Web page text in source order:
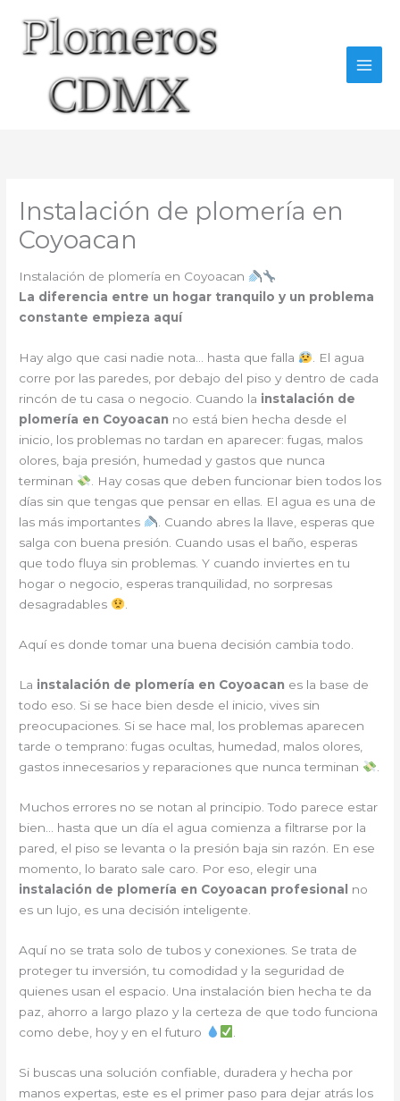
contenido
Instalación de plomería en
Coyoacan
Instalación de plomería en Coyoacan
La diferencia entre un hogar tranquilo y un problema
constante empieza aquí
Hay algo que casi nadie nota… hasta que falla
. El agua
corre por las paredes, por debajo del piso y dentro de cada
rincón de tu casa o negocio. Cuando la instalación de
plomería en Coyoacan no está bien hecha desde el
inicio, los problemas no tardan en aparecer: fugas, malos
olores, baja presión, humedad y gastos que nunca
terminan
. Hay cosas que deben funcionar bien todos los
días sin que tengas que pensar en ellas. El agua es una de
las más importantes
. Cuando abres la llave, esperas que
salga con buena presión. Cuando usas el baño, esperas
que todo fluya sin problemas. Y cuando inviertes en tu
hogar o negocio, esperas tranquilidad, no sorpresas
desagradables
Aquí es donde tomar una buena decisión cambia todo.
La instalación de plomería en Coyoacan es la base de
todo eso. Si se hace bien desde el inicio, vives sin
preocupaciones. Si se hace mal, los problemas aparecen
tarde o temprano: fugas ocultas, humedad, malos olores,
gastos innecesarios y reparaciones que nunca terminan
Muchos errores no se notan al principio. Todo parece estar
bien… hasta que un día el agua comienza a filtrarse por la
pared, el piso se levanta o la presión baja sin razón. En ese
momento, lo barato sale caro. Por eso, elegir una
instalación de plomería en Coyoacan profesional
no
es un lujo, es una decisión inteligente.
Aquí no se trata solo de tubos y conexiones. Se trata de
proteger tu inversión, tu comodidad y la seguridad de
quienes usan el espacio. Una instalación bien hecha te da
paz, ahorro a largo plazo y la certeza de que todo funciona
como debe, hoy y en el futuro
Si buscas una solución confiable, duradera y hecha por
manos expertas, este es el primer paso para dejar atrás los